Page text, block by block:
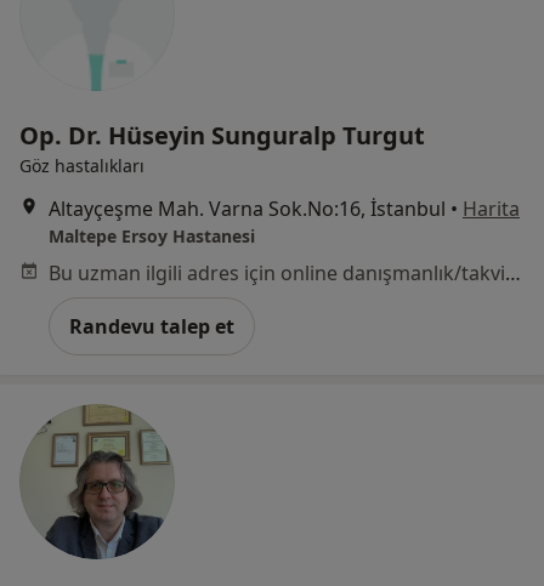
Op. Dr. Hüseyin Sunguralp Turgut
Göz hastalıkları
Altayçeşme Mah. Varna Sok.No:16, İstanbul • Harita
Maltepe Ersoy Hastanesi
Bu uzman ilgili adres için online danışmanlık/takvim sunmuyor.
Randevu talep et